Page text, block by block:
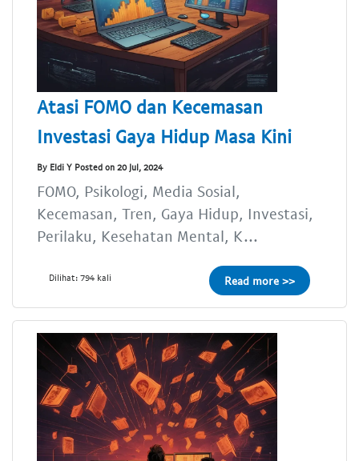
Atasi FOMO dan Kecemasan
Investasi Gaya Hidup Masa Kini
By Eldi Y Posted on 20 Jul, 2024
FOMO, Psikologi, Media Sosial,
Kecemasan, Tren, Gaya Hidup, Investasi,
Perilaku, Kesehatan Mental, K...
Dilihat: 794 kali Read more >>